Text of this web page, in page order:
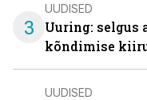
3
UUDISED
Uuring: selgus
kõndimise
UUDISED